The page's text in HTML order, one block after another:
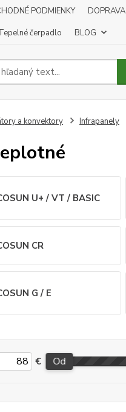
PODMIENKY DOPRAVA
čerpadlo BLOG
a konvektory Infrapanely
U+ / VT / BASIC
CR
G / E
€ Od